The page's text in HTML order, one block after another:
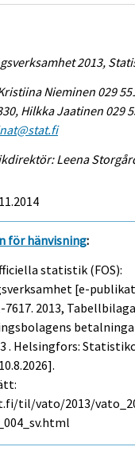
2013,
Nieminen 029
Hilkka Jaatinen 029
Leena
för hänvisning:
statistik (FOS):
[e-
7617. 2013,
. Helsingfors:
til/vato/2013/